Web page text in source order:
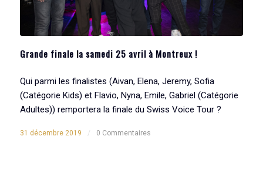
Grande finale la samedi 25 avril à Montreux !
Qui parmi les finalistes (Aivan, Elena, Jeremy, Sofia
(Catégorie Kids) et Flavio, Nyna, Emile, Gabriel (Catégorie
Adultes)) remportera la finale du Swiss Voice Tour ?
31 décembre 2019 / 0 Commentaires